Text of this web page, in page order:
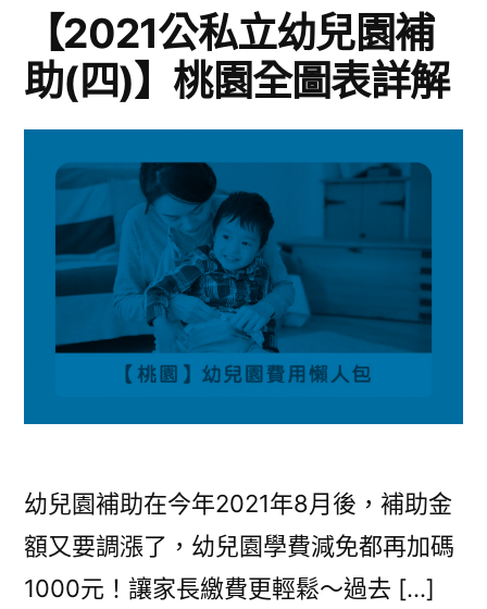
【2021公私立幼兒園補
助(四)】桃園全圖表詳解
幼兒園補助在今年2021年8月後，補助金
額又要調漲了，幼兒園學費減免都再加碼
1000元！讓家長繳費更輕鬆～過去 […]